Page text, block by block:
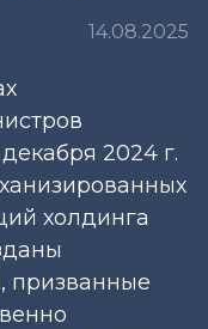
14.08.2025
2024 г.
холдинга
призванные